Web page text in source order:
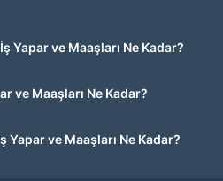
Yapar ve Maaşları Ne Kadar?
ve Maaşları Ne Kadar?
Yapar ve Maaşları Ne Kadar?